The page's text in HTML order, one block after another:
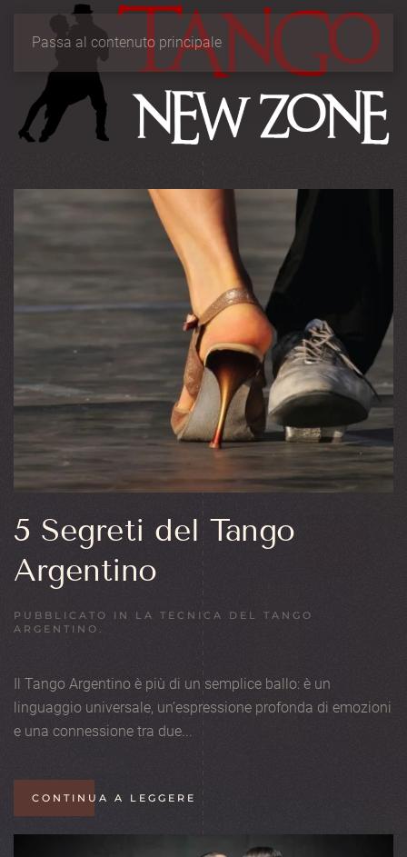
Passa al contenuto principale
5 Segreti del Tango
Argentino
PUBBLICATO IN LA TECNICA DEL TANGO
ARGENTINO .
Il Tango Argentino è più di un semplice ballo: è un
linguaggio universale, un’espressione profonda di emozioni
e una connessione tra due...
CONTINUA A LEGGERE